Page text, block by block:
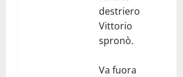
destriero
Vittorio
spronò.
Va fuora